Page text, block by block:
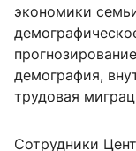
экономики
демография,
трудовая
Сотрудники